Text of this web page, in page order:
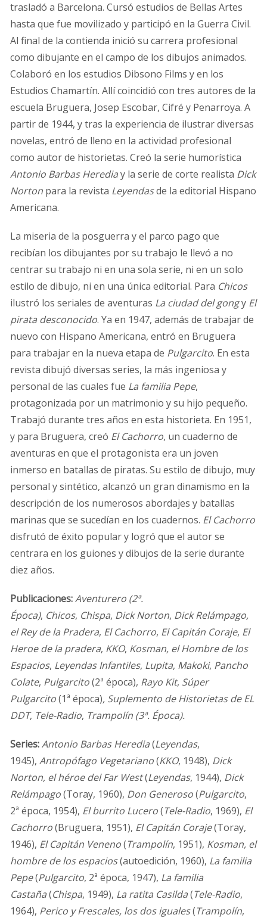
trasladó a Barcelona. Cursó estudios de Bellas Artes
hasta que fue movilizado y participó en la Guerra Civil.
Al final de la contienda inició su carrera profesional
como dibujante en el campo de los dibujos animados.
Colaboró en los estudios Dibsono Films y en los
Estudios Chamartín. Allí coincidió con tres autores de la
escuela Bruguera, Josep Escobar, Cifré y Penarroya. A
partir de 1944, y tras la experiencia de ilustrar diversas
novelas, entró de lleno en la actividad profesional
como autor de historietas. Creó la serie humorística
Antonio Barbas Herediay la serie de corte realista Dick
Nortonpara la revista Leyendasde la editorial Hispano
Americana.
La miseria de la posguerra y el parco pago que
recibían los dibujantes por su trabajo le llevó a no
centrar su trabajo ni en una sola serie, ni en un solo
estilo de dibujo, ni en una única editorial. Para Chicos
ilustró los seriales de aventuras La ciudad del gongy El
pirata desconocido. Ya en 1947, además de trabajar de
nuevo con Hispano Americana, entró en Bruguera
para trabajar en la nueva etapa de Pulgarcito. En esta
revista dibujó diversas series, la más ingeniosa y
personal de las cuales fue La familia Pepe,
protagonizada por un matrimonio y su hijo pequeño.
Trabajó durante tres años en esta historieta. En 1951,
y para Bruguera, creó El Cachorro, un cuaderno de
aventuras en que el protagonista era un joven
inmerso en batallas de piratas. Su estilo de dibujo, muy
personal y sintético, alcanzó un gran dinamismo en la
descripción de los numerosos abordajes y batallas
marinas que se sucedían en los cuadernos. El Cachorro
disfrutó de éxito popular y logró que el autor se
centrara en los guiones y dibujos de la serie durante
diez años.
Publicaciones:Aventurero (2ª.
Época), Chicos, Chispa, Dick Norton, Dick Relámpago,
el Rey de la Pradera, El Cachorro, El Capitán Coraje, El
Heroe de la pradera, KKO, Kosman, el Hombre de los
Espacios, Leyendas Infantiles, Lupita, Makoki, Pancho
Colate, Pulgarcito(2ª época), Rayo Kit, Súper
Pulgarcito(1ª época), Suplemento de Historietas de EL
DDT, Tele-Radio, Trampolín (3ª. Época).
Series:Antonio Barbas Heredia(Leyendas,
1945), Antropófago Vegetariano(KKO, 1948), Dick
Norton, el héroe del Far West(Leyendas, 1944), Dick
Relámpago(Toray, 1960), Don Generoso(Pulgarcito,
2ª época, 1954), El burrito Lucero(Tele-Radio, 1969), El
Cachorro(Bruguera, 1951), El Capitán Coraje(Toray,
1946), El Capitán Veneno(Trampolín, 1951), Kosman, el
hombre de los espacios(autoedición, 1960), La familia
Pepe(Pulgarcito, 2ª época, 1947), La familia
Castaña(Chispa, 1949), La ratita Casilda(Tele-Radio,
1964), Perico y Frescales, los dos iguales(Trampolín,